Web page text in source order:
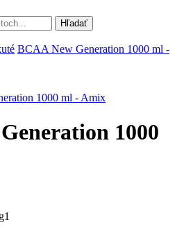
Hľadať
BCAA New Generation 1000 ml -
1000